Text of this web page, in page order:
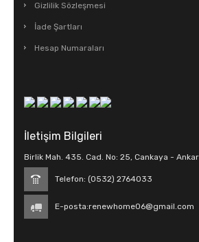
Gizlilik Sözleşmesi
İade Şartları
Hesap Numaraları
İletişim Bilgileri
Birlik Mah. 435. Cad. No: 25, Cankaya -
Telefon: (0532) 2764033
E-posta:renewhome06@gmail.com